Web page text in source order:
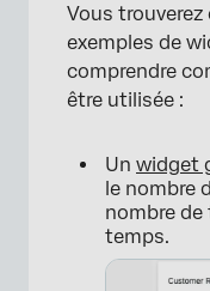
Vous
exemples de
comprendre
être utilisée :
Un widget
le nombre
nombre
temps.